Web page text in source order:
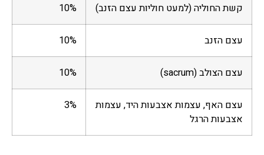
קשת החוליה (למעט חוליות עצם הזנב) 10%
עצם הזנב 10%
עצם הצולב (sacrum) 10%
עצם האף, עצמות אצבעות היד, עצמות
אצבעות הרגל
3%